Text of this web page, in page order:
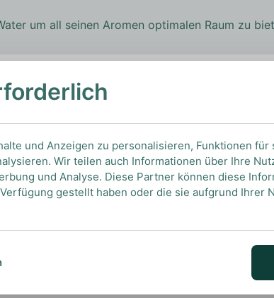
um all seinen Aromen optimalen Raum zu
und Anzeigen zu personalisieren, Funktionen
Wir teilen auch Informationen über Ihre
und Analyse. Diese Partner können diese
gestellt haben oder die sie aufgrund Ihrer